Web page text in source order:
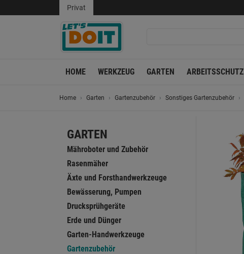
Privat
HOME WERKZEUG GARTEN ARBEITSSCHUTZ
Home Garten Gartenzubehör Sonstiges Gartenzubehör
GARTEN
Mähroboter und Zubehör
Rasenmäher
Äxte und Forsthandwerkzeuge
Bewässerung, Pumpen
Drucksprühgeräte
Erde und Dünger
Garten-Handwerkzeuge
Gartenzubehör